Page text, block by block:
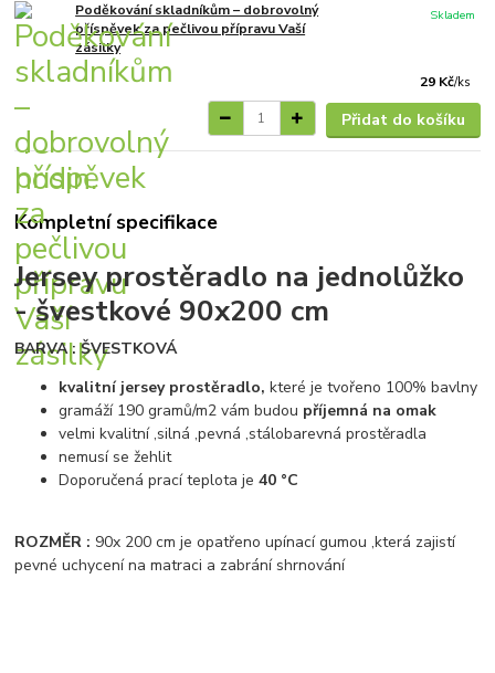
Poděkování skladníkům – dobrovolný
příspěvek za pečlivou přípravu Vaší
zásilky
29 Kč/ks
Skladem
Přidat do košíku
Kompletní specifikace
Jersey prostěradlo na jednolůžko
- švestkové 90x200 cm
BARVA : ŠVESTKOVÁ
kvalitní jersey prostěradlo,které je tvořeno 100% bavlny
gramáží 190 gramů/m2 vám budou příjemná na omak
velmi kvalitní ,silná ,pevná ,stálobarevná prostěradla
nemusí se žehlit
Doporučená prací teplota je40 °C
ROZMĚR : 90x 200 cm je opatřeno upínací gumou ,která zajistí
pevné uchycení na matraci a zabrání shrnování